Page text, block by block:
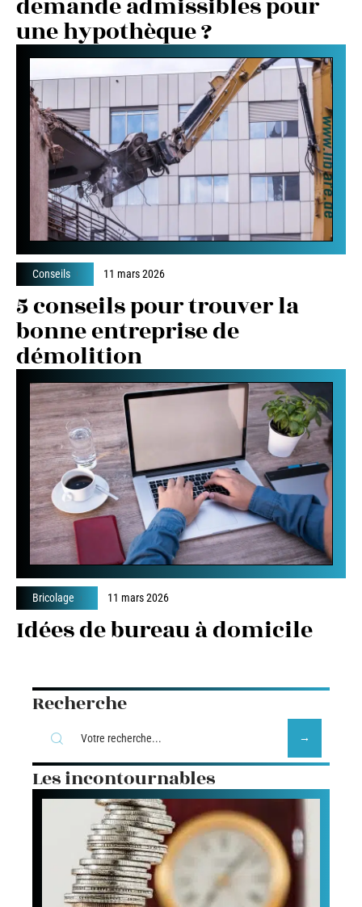
une hypothèque ?
Conseils 11 mars 2026
5 conseils pour trouver la
bonne entreprise de
démolition
Bricolage 11 mars 2026
Idées de bureau à domicile
Recherche
Les incontournables